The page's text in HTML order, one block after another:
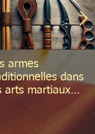
armes
dans
arts martiaux